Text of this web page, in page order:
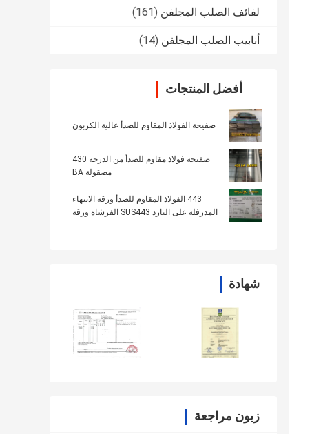
لفائف الصلب المجلفن (161)
أنابيب الصلب المجلفن (14)
أفضل المنتجات
صفيحة الفولاذ المقاوم للصدأ عالية الكربون
صفيحة فولاذ مقاوم للصدأ من الدرجة 430
مصقولة BA
443 الفولاذ المقاوم للصدأ ورقة الانتهاء
المدرفلة على البارد SUS443 الفرشاة ورقة
شهادة
زبون مراجعة